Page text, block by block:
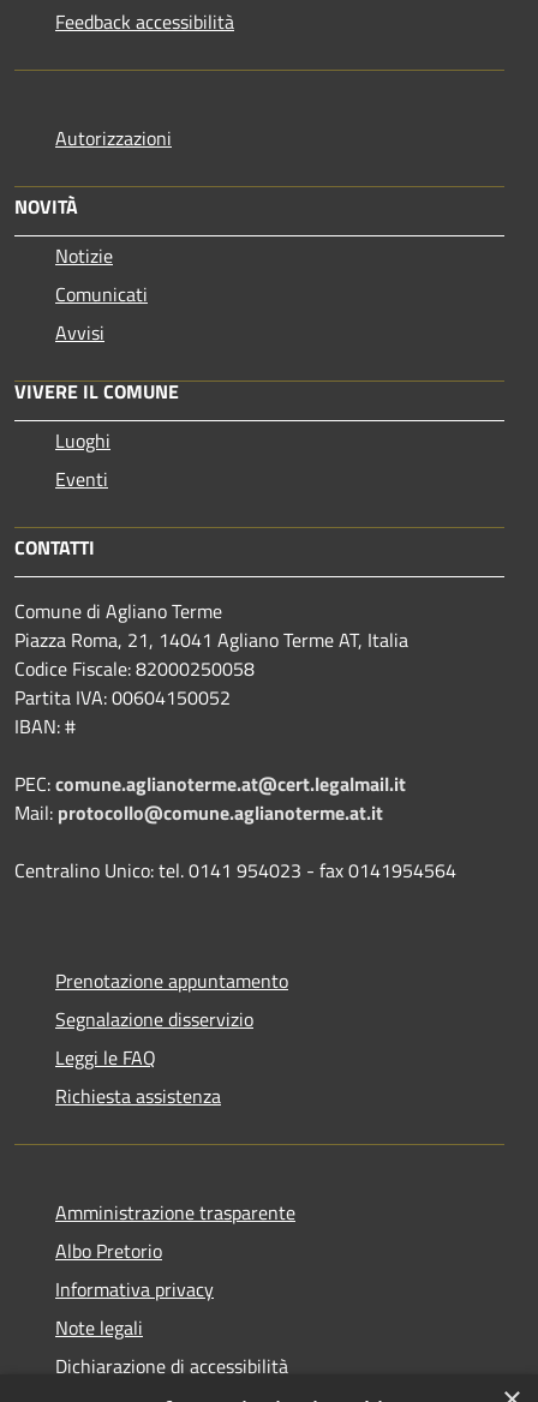
Feedback accessibilità
Autorizzazioni
NOVITÀ
Notizie
Comunicati
Avvisi
VIVERE IL COMUNE
Luoghi
Eventi
CONTATTI
Comune di Agliano Terme
Piazza Roma, 21, 14041 Agliano Terme AT, Italia
Codice Fiscale: 82000250058
Partita IVA: 00604150052
IBAN: #
PEC:comune.aglianoterme.at@cert.legalmail.it
Mail: protocollo@comune.aglianoterme.at.it
Centralino Unico: tel. 0141 954023 - fax 0141954564
Prenotazione appuntamento
Segnalazione disservizio
Leggi le FAQ
Richiesta assistenza
Amministrazione trasparente
Albo Pretorio
Informativa privacy
Note legali
Dichiarazione di accessibilità